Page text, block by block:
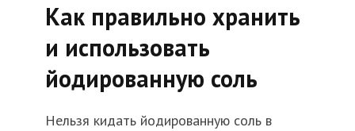
Как правильно хранить
и использовать
йодированную соль
Нельзя кидать йодированную соль в